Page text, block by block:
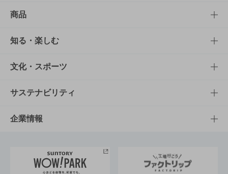
商品
商品TOP
商品一覧
商品発売情報
栄養成分一覧
知る・楽しむ
知る・楽しむTOP
キャンペーン
工場見学
地域情報
文化・スポーツ
文化・スポーツTOP
サントリーホール
サントリーサンバーズ大阪
サステナビリティ
サステナビリティTOP
サントリーが考えるサステナビリティ経営
企業情報
企業概要